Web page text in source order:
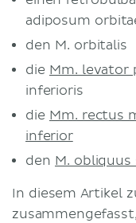
adiposum
den M. orbitalis
die Mm. levator
inferioris
die Mm. rectus
inferior
den M. obliquus
In diesem Artikel